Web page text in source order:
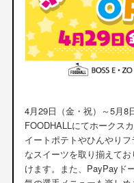
4月29日（金・祝）～5月8
FOODHALLにてホークス
イートポテトやひんやり
なスイーツを取り揃えて
けます。また、PayPayド